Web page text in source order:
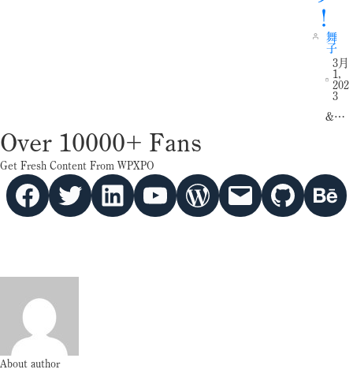
！
舞
子
3月
1,
202
3
&…
Over 10000+ Fans
Get Fresh Content From WPXPO
Facebook Twitter hello vaa YouTube WordPress Mail GitHub Behance
About author